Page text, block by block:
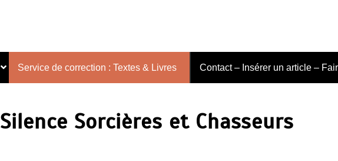
Service de correction : Textes & Livres Contact – Insérer un article –
Silence Sorcières et Chasseurs